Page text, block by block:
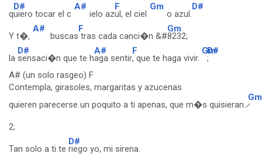
q
D#
uiero tocar el c
A#
ielo az
F
ul, el ciel
Gm
o azul.
D#
Y t�,
A#
buscas
F
tras cada canci�n &#
Gm
8232;
la
D#
sensaci�n que te h
A#
aga sentir
F
, que te haga vivir.
Gm
D#
;
A# (un solo rasgeo) F
Contempla, girasoles, margaritas y azucenas
quieren parecerse un poquito a ti apenas, que m�s quisieran. ̷
Gm
2;
Tan solo a ti te
D#
riego yo, mi sirena.